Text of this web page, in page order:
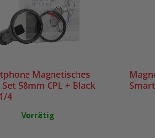
Magnetisches
58mm CPL + Black
4
Vorrätig